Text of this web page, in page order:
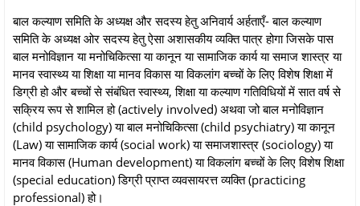
बाल कल्याण समिति के अध्यक्ष और सदस्य हेतु अनिवार्य अर्हताएँ- बाल कल्याण
समिति के अध्यक्ष ओर सदस्य हेतु ऐसा अशासकीय व्यक्ति पात्र होगा जिसके पास
बाल मनोविज्ञान या मनोचिकित्सा या कानून या सामाजिक कार्य या समाज शास्त्र या
मानव स्वास्थ्य या शिक्षा या मानव विकास या विकलांग बच्चों के लिए विशेष शिक्षा में
डिग्री हो और बच्चों से संबंधित स्वास्थ्य, शिक्षा या कल्याण गतिविधियों में सात वर्ष से
सक्रिय रूप से शामिल हो (actively involved) अथवा जो बाल मनोविज्ञान
(child psychology) या बाल मनोचिकित्सा (child psychiatry) या कानून
(Law) या सामाजिक कार्य (social work) या समाजशास्त्र (sociology) या
मानव विकास (Human development) या विकलांग बच्चों के लिए विशेष शिक्षा
(special education) डिग्री प्राप्त व्यवसायरत्त व्यक्ति (practicing
professional) हो।